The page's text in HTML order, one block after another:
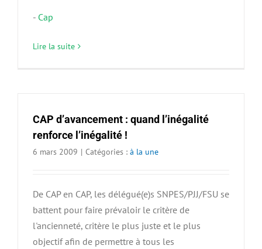
- Cap
Lire la suite
CAP d’avancement : quand l’inégalité
renforce l’inégalité !
6 mars 2009 | Catégories : à la une
De CAP en CAP, les délégué(e)s SNPES/PJJ/FSU se
battent pour faire prévaloir le critère de
l'ancienneté, critère le plus juste et le plus
objectif afin de permettre à tous les